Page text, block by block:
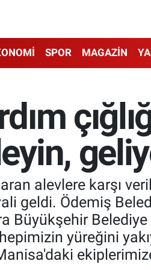
SPOR MAGAZİN
alevlere karşı
geldi. Ödemiş
Büyükşehir
yüreğini